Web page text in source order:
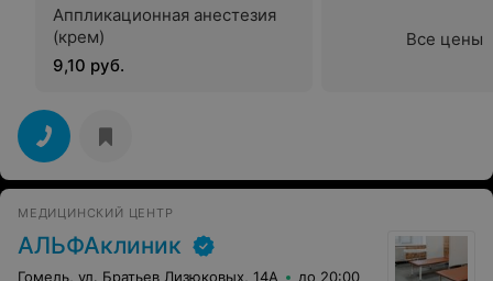
Аппликационная анестезия
(крем)
9,10 руб.
Все цены
МЕДИЦИНСКИЙ ЦЕНТР
АЛЬФАклиник
Гомель, ул. Братьев Лизюковых, 14А до 20:00